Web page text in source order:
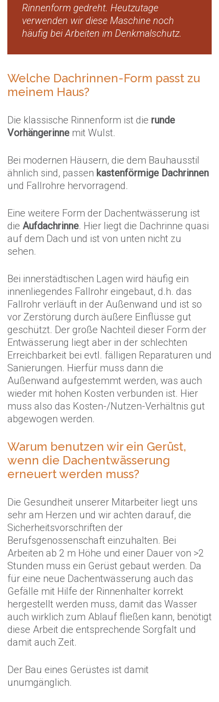
Rinnenform gedreht. Heutzutage
verwenden wir diese Maschine noch
häufig bei Arbeiten im Denkmalschutz.
Welche Dachrinnen-Form passt zu
meinem Haus?
Die klassische Rinnenform ist die runde
Vorhängerinne mit Wulst.
Bei modernen Häusern, die dem Bauhausstil
ähnlich sind, passen kastenförmige Dachrinnen
und Fallrohre hervorragend.
Eine weitere Form der Dachentwässerung ist
die Aufdachrinne. Hier liegt die Dachrinne quasi
auf dem Dach und ist von unten nicht zu
sehen.
Bei innerstädtischen Lagen wird häufig ein
innenliegendes Fallrohr eingebaut, d.h. das
Fallrohr verläuft in der Außenwand und ist so
vor Zerstörung durch äußere Einflüsse gut
geschützt. Der große Nachteil dieser Form der
Entwässerung liegt aber in der schlechten
Erreichbarkeit bei evtl. fälligen Reparaturen und
Sanierungen. Hierfür muss dann die
Außenwand aufgestemmt werden, was auch
wieder mit hohen Kosten verbunden ist. Hier
muss also das Kosten-/Nutzen-Verhältnis gut
abgewogen werden.
Warum benutzen wir ein Gerüst,
wenn die Dachentwässerung
erneuert werden muss?
Die Gesundheit unserer Mitarbeiter liegt uns
sehr am Herzen und wir achten darauf, die
Sicherheitsvorschriften der
Berufsgenossenschaft einzuhalten. Bei
Arbeiten ab 2 m Höhe und einer Dauer von >2
Stunden muss ein Gerüst gebaut werden. Da
für eine neue Dachentwässerung auch das
Gefälle mit Hilfe der Rinnenhalter korrekt
hergestellt werden muss, damit das Wasser
auch wirklich zum Ablauf fließen kann, benötigt
diese Arbeit die entsprechende Sorgfalt und
damit auch Zeit.
Der Bau eines Gerüstes ist damit
unumgänglich.